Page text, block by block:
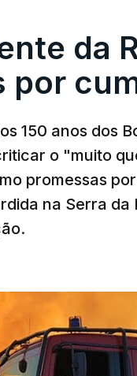
da
por
150 anos dos
o "muito
promessas
na Serra da